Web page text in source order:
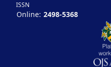
ISSN
Online: 2498-5368